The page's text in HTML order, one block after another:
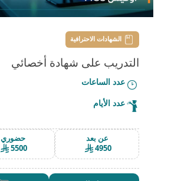
الشهادات الاحترافية
التدريب على شهادة أخصائي
مايكروسوفت أوفيس (MOS)
عدد الساعات
عدد الأيام
عن بعد
4950
حضوري
5500